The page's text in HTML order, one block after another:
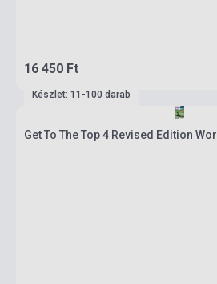
16 450 Ft
Készlet: 11-100 darab
Get To The Top 4 Revised Edition